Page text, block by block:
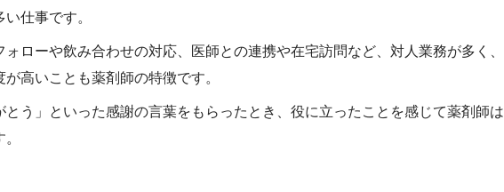
仕事です。
ローや飲み合わせの対応、医師との連携や在宅訪問など、対人業務が多く、
高いことも薬剤師の特徴です。
とう」といった感謝の言葉をもらったとき、役に立ったことを感じて薬剤師は